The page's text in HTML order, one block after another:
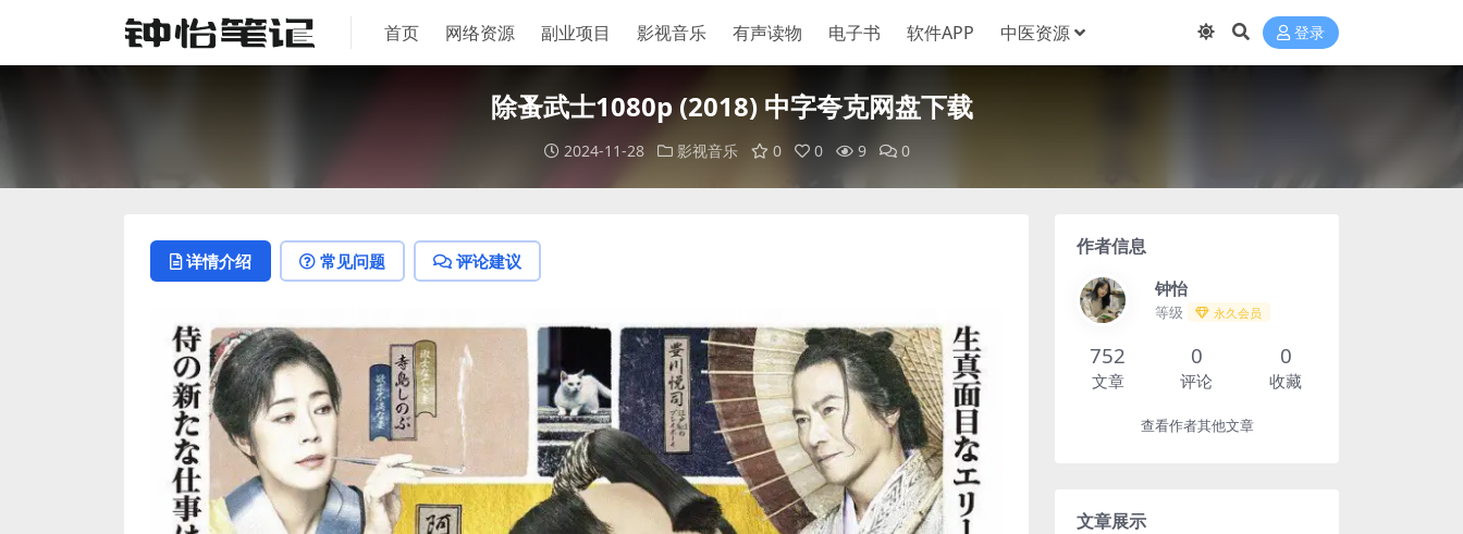
首页 网络资源 副业项目 影视音乐 有声读物 电子书 软件APP 中医资源 登录
除蚤武士1080p (2018) 中字夸克网盘下载
2024-11-28 影视音乐 0 0 9 0
详情介绍 常见问题 评论建议
作者信息
钟怡
等级 永久会员
752
文章
0
评论
0
收藏
查看作者其他文章
文章展示